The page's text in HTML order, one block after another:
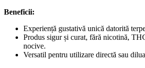
Beneficii:
Experiență gustativă unică datorită
Produs sigur și curat, fără nicotină,
nocive.
Versatil pentru utilizare directă sau